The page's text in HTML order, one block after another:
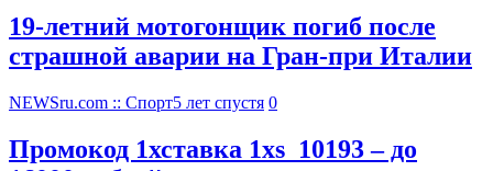
19-летний мотогонщик погиб после
страшной аварии на Гран-при Италии
NEWSru.com :: Спорт5 лет спустя 0
Промокод 1хставка 1xs_10193 – до